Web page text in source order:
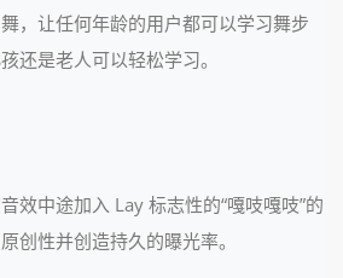
，让任何年龄的用户都可以学习舞步
还是老人可以轻松学习。
效中途加入 Lay 标志性的“嘎吱嘎吱”的
创性并创造持久的曝光率。